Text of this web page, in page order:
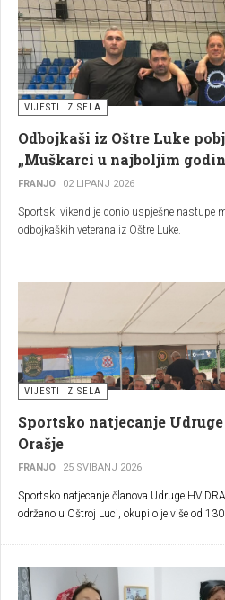
VIJESTI IZ SELA
Odbojkaši iz Oštre Luke
„Muškarci u najboljim
FRANJO 02 LIPANJ 2026
Sportski vikend je donio uspješne nastupe
odbojkaških veterana iz Oštre Luke.
VIJESTI IZ SELA
Sportsko natjecanje
Orašje
FRANJO 25 SVIBANJ 2026
Sportsko natjecanje članova Udruge
održano u Oštroj Luci, okupilo je više od